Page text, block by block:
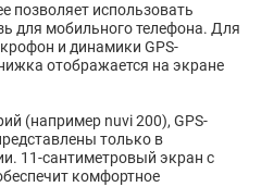
позволяет использовать
для мобильного телефона. Для
и динамики GPS-
отображается на экране
(например nuvi 200), GPS-
только в
11-сантиметровый экран с
комфортное